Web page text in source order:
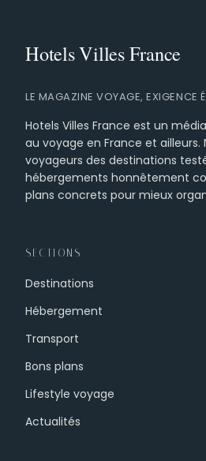
LE MAGAZINE VOYAGE, EXIGENCE
Hotels Villes France est un
au voyage en France et ailleurs.
voyageurs des destinations
hébergements honnêtement
plans concrets pour mieux
SECTIONS
Destinations
Hébergement
Transport
Bons plans
Lifestyle voyage
Actualités